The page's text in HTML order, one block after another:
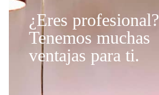
¿Eres profesional?
Tenemos muchas
ventajas para ti.